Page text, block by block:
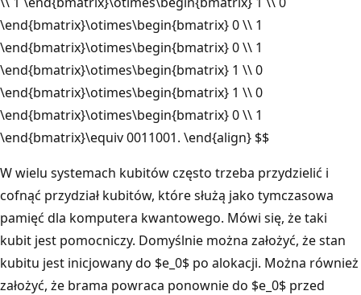
\end{bmatrix}\otimes\begin{bmatrix} 0 \\ 1
\end{bmatrix}\otimes\begin{bmatrix} 0 \\ 1
\end{bmatrix}\otimes\begin{bmatrix} 1 \\ 0
\end{bmatrix}\otimes\begin{bmatrix} 1 \\ 0
\end{bmatrix}\otimes\begin{bmatrix} 0 \\ 1
\end{bmatrix}\equiv 0011001. \end{align} $$
W wielu systemach kubitów często trzeba przydzielić i
cofnąć przydział kubitów, które służą jako tymczasowa
pamięć dla komputera kwantowego. Mówi się, że taki
kubit jest pomocniczy. Domyślnie można założyć, że stan
kubitu jest inicjowany do $e_0$ po alokacji. Można również
założyć, że brama powraca ponownie do $e_0$ przed